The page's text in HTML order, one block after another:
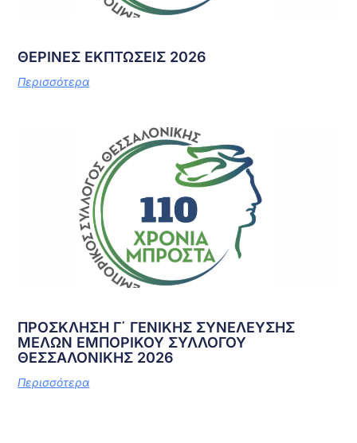
ΘΕΡΙΝΕΣ ΕΚΠΤΩΣΕΙΣ 2026
Περισσότερα
ΠΡΟΣΚΛΗΣΗ Γ΄ ΓΕΝΙΚΗΣ ΣΥΝΕΛΕΥΣΗΣ
ΜΕΛΩΝ ΕΜΠΟΡΙΚΟΥ ΣΥΛΛΟΓΟΥ
ΘΕΣΣΑΛΟΝΙΚΗΣ 2026
Περισσότερα